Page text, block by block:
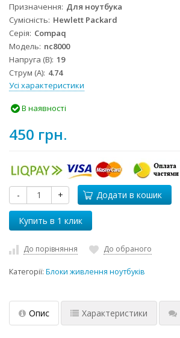
Призначення Для ноутбука
Сумісність Hewlett Packard
Серія Compaq
Модель nc8000
Напруга (В) 19
Струм (А) 4.74
Усі характеристики
В наявності
450 грн.
- + Додати в кошик
До порівняння До обраного
Категорії: Блоки живлення ноутбуків
Опис Характеристики